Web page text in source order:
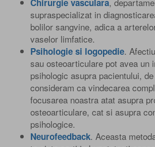
supraspecializat in
bolilor sangvine, adica a
vaselor limfatice.
Psihologie si logopedie.
sau osteoarticulare pot avea un
psihologic asupra pacientului,
consideram ca vindecarea
focusarea noastra atat asupra
osteoarticulare, cat si asupra
psihologice.
Neurofeedback. Aceasta